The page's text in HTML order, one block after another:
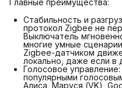
Стабильность и
протокол Zigbee не
Выключатель
многие умные
Zigbee-датчиком
локально, даже если в
Голосовое
популярными
Алиса, Маруся (VK),